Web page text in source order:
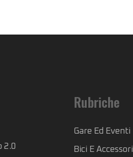
2.0
Rubriche
Gare Ed Eventi
Bici E Accessori